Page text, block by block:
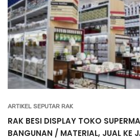
ARTIKEL SEPUTAR RAK
RAK BESI DISPLAY TOKO
BANGUNAN / MATERIAL, JUAL KE